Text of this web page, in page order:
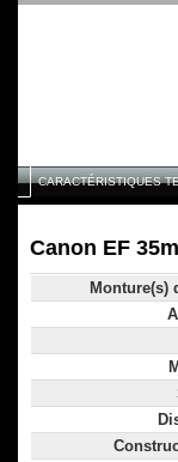
CARACTÉRISTIQUES
Canon EF
Monture(s)